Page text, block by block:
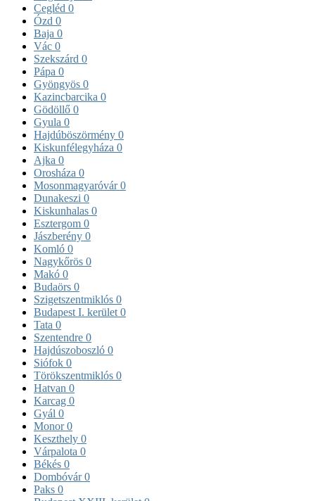
Cegléd 0
Ózd 0
Baja 0
Vác 0
Szekszárd 0
Pápa 0
Gyöngyös 0
Kazincbarcika 0
Gödöllő 0
Gyula 0
Hajdúböszörmény 0
Kiskunfélegyháza 0
Ajka 0
Orosháza 0
Mosonmagyaróvár0
Dunakeszi 0
Kiskunhalas 0
Esztergom 0
Jászberény 0
Komló 0
Nagykőrös 0
Makó 0
Budaörs 0
Szigetszentmiklós 0
Budapest I. kerület 0
Tata 0
Szentendre 0
Hajdúszoboszló 0
Siófok 0
Törökszentmiklós 0
Hatvan 0
Karcag 0
Gyál 0
Monor0
Keszthely 0
Várpalota 0
Békés 0
Dombóvár0
Paks 0